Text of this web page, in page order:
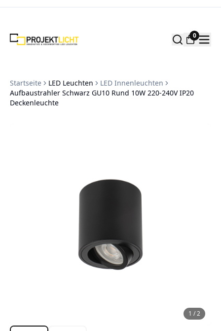
Zum Inhalt springen
0
Startseite LED Leuchten
LED Innenleuchten
Aufbaustrahler Schwarz GU10 Rund 10W 220-240V IP20
Deckenleuchte
1 /2